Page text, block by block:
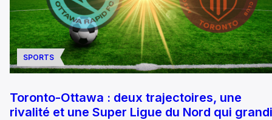
SPORTS
Toronto-Ottawa : deux trajectoires, une
rivalité et une Super Ligue du Nord qui